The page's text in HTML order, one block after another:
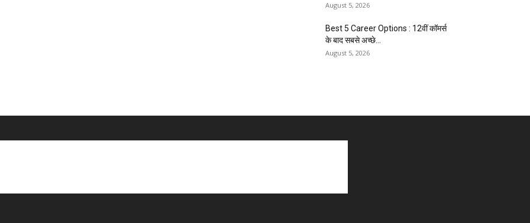
August 5, 2026
Best 5 Career Options : 12वीं कॉमर्स
के बाद सबसे अच्छे...
August 5, 2026